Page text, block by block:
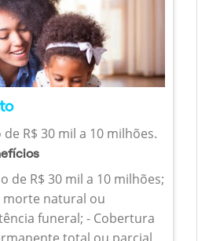
R$ 30 mil a 10 milhões.
de R$ 30 mil a 10 milhões;
natural ou
funeral; - Cobertura